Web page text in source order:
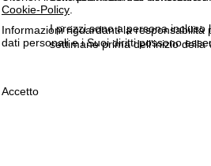
Cookie-Policy
Informazioni riguardanti la
dati personali e i Suoi diritti possono
Accetto
p
I prezzi sono a persona incluso
settimane prima dell'inizio della